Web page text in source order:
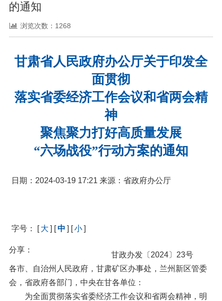
的通知
浏览次数：1268
甘肃省人民政府办公厅关于印发全
面贯彻
落实省委经济工作会议和省两会精
神
聚焦聚力打好高质量发展
“六场战役”行动方案的通知
日期：2024-03-19 17:21 来源：省政府办公厅
字号： [ 大 ] [中 ] [小]
分享：
甘政办发〔2024〕23号
各市、自治州人民政府，甘肃矿区办事处，兰州新区管委
会，省政府各部门，中央在甘各单位：
为全面贯彻落实省委经济工作会议和省两会精神，明